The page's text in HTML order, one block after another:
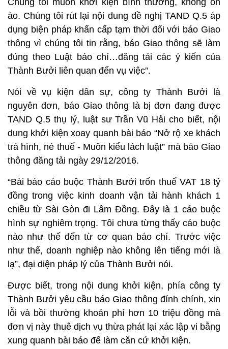
Chúng tôi muốn khởi kiện bình thường, không ồn
ào. Chúng tôi rút lại nội dung đề nghị TAND Q.5 áp
dụng biện pháp khẩn cấp tạm thời đối với báo Giao
thông vì chúng tôi tin rằng, báo Giao thông sẽ làm
đúng theo Luật báo chí…đăng tải các ý kiến của
Thành Bưởi liên quan đến vụ việc”.
Nói về vụ kiện dân sự, công ty Thành Bưởi là
nguyên đơn, báo Giao thông là bị đơn đang được
TAND Q.5 thụ lý, luật sư Trần Vũ Hải cho biết, nội
dung khởi kiện xoay quanh bài báo “Nở rộ xe khách
trá hình, né thuế - Muôn kiểu lách luật” mà báo Giao
thông đăng tải ngày 29/12/2016.
“Bài báo cáo buộc Thành Bưởi trốn thuế VAT 18 tỷ
đồng trong việc kinh doanh vận tải hành khách 1
chiều từ Sài Gòn đi Lâm Đồng. Đây là 1 cáo buộc
hình sự nghiêm trọng. Tôi chưa từng thấy cáo buộc
nào như thế đến từ cơ quan báo chí. Trước việc
như thế, doanh nghiệp nào không lên tiếng mới là
lạ”, đại diện pháp lý của Thành Bưởi nói.
Được biết, trong nội dung khởi kiện, phía công ty
Thành Bưởi yêu cầu báo Giao thông đính chính, xin
lỗi và bồi thường khoản phí hơn 10 triệu đồng mà
đơn vị này thuê dịch vụ thừa phát lại xác lập vi bằng
xung quanh bài báo để làm căn cứ khởi kiện.